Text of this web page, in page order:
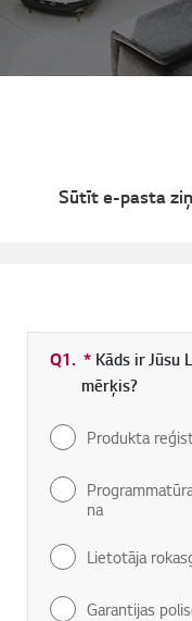
Sūtīt e-pasta
Q1. * Obligāti
Kāds ir Jūsu
mērķis?
Produkta
na
Lietotāja
Garantijas